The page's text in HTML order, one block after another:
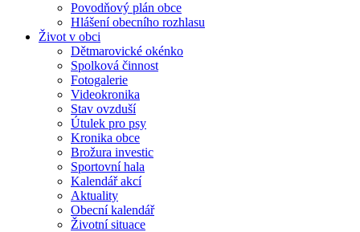
Povodňový plán obce
Hlášení obecního rozhlasu
Život v obci
Dětmarovické okénko
Spolková činnost
Fotogalerie
Videokronika
Stav ovzduší
Útulek pro psy
Kronika obce
Brožura investic
Sportovní hala
Kalendář akcí
Aktuality
Obecní kalendář
Životní situace